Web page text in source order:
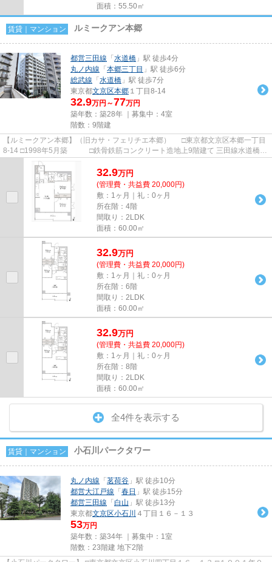
面積：55.50㎡
賃貸｜マンション ルミークアン本郷
都営三田線 「 水道橋 」駅 徒歩4分
丸ノ内線 「 本郷三丁目 」駅 徒歩6分
総武線 「 水道橋 」駅 徒歩7分
東京都文京区本郷 １丁目8-14
32.9万円～77万円
築年数：築28年 ｜募集中： 4室
階数：9階建
【ルミークアン本郷】（旧カサ・フェリチエ本郷） □東京都文京区本郷一丁目
8-14 □1998年5月築 □鉄骨鉄筋コンクリート造地上9階建て 三田線水道橋駅
から徒歩4分の立地に建つ...
32.9万円
(管理費・共益費 20,000円)
敷：1ヶ月｜礼：0ヶ月
所在階：4階
間取り：2LDK
面積：60.00㎡
32.9万円
(管理費・共益費 20,000円)
敷：1ヶ月｜礼：0ヶ月
所在階：6階
間取り：2LDK
面積：60.00㎡
32.9万円
(管理費・共益費 20,000円)
敷：1ヶ月｜礼：0ヶ月
所在階：8階
間取り：2LDK
面積：60.00㎡
全4件を表示する
賃貸｜マンション 小石川パークタワー
丸ノ内線 「 茗荷谷 」駅 徒歩10分
都営大江戸線 「 春日 」駅 徒歩15分
都営三田線 「 白山 」駅 徒歩13分
東京都文京区小石川 ４丁目１６－１３
53万円
築年数：築34年 ｜募集中： 1室
階数：23階建 地下2階